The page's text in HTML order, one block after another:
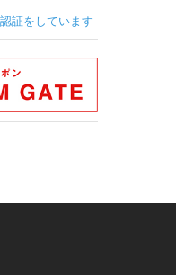
証をしています